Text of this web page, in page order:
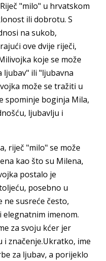
"milo" u hrvatskom
ili dobrotu. S
na sukob,
ove dvije riječi,
koje se može
ili "ljubavna
može se tražiti u
spominje boginja Mila,
ljubavlju i
riječ "milo" se može
kao što su Milena,
postalo je
posebno u
ne susreće često,
imenom.
za svoju kćer jer
značenje.Ukratko, ime
za ljubav, a porijeklo